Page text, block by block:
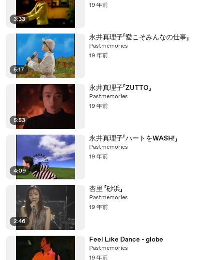
3:33
19 年前
5:17
永井真理子「愛こそみんなの仕事」
Pastmemories
19 年前
5:53
永井真理子「ZUTTO」
Pastmemories
19 年前
4:09
永井真理子「ハートをWASH!」
Pastmemories
19 年前
2:46
杏里 「砂浜」
Pastmemories
19 年前
Feel Like Dance - globe
Pastmemories
19 年前